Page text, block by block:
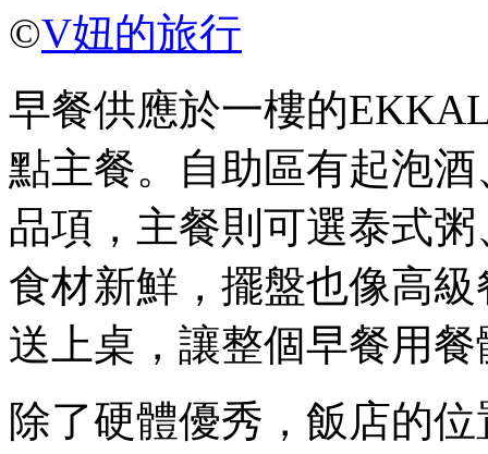
©V妞的旅行
早餐供應於一樓的
點主餐。自助區有起泡
品項，主餐則可選泰式
食材新鮮，擺盤也像高
送上桌，讓整個早餐用
除了硬體優秀，飯店的